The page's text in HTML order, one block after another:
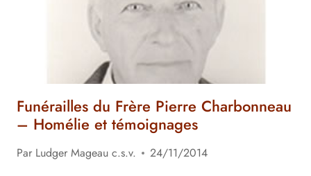
Funérailles du Frère Pierre Charbonneau
– Homélie et témoignages
Par Ludger Mageau c.s.v.
24/11/2014